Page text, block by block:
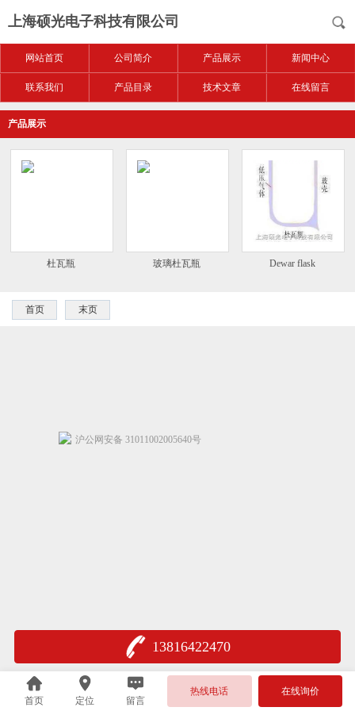
上海硕光电子科技有限公司
网站首页 公司简介 产品展示 新闻中心
联系我们 产品目录 技术文章 在线留言
产品展示
杜瓦瓶 玻璃杜瓦瓶 Dewar flask
首页 末页
13816422470
首页 定位 留言
热线电话 在线询价
沪公网安备 31011002005640号